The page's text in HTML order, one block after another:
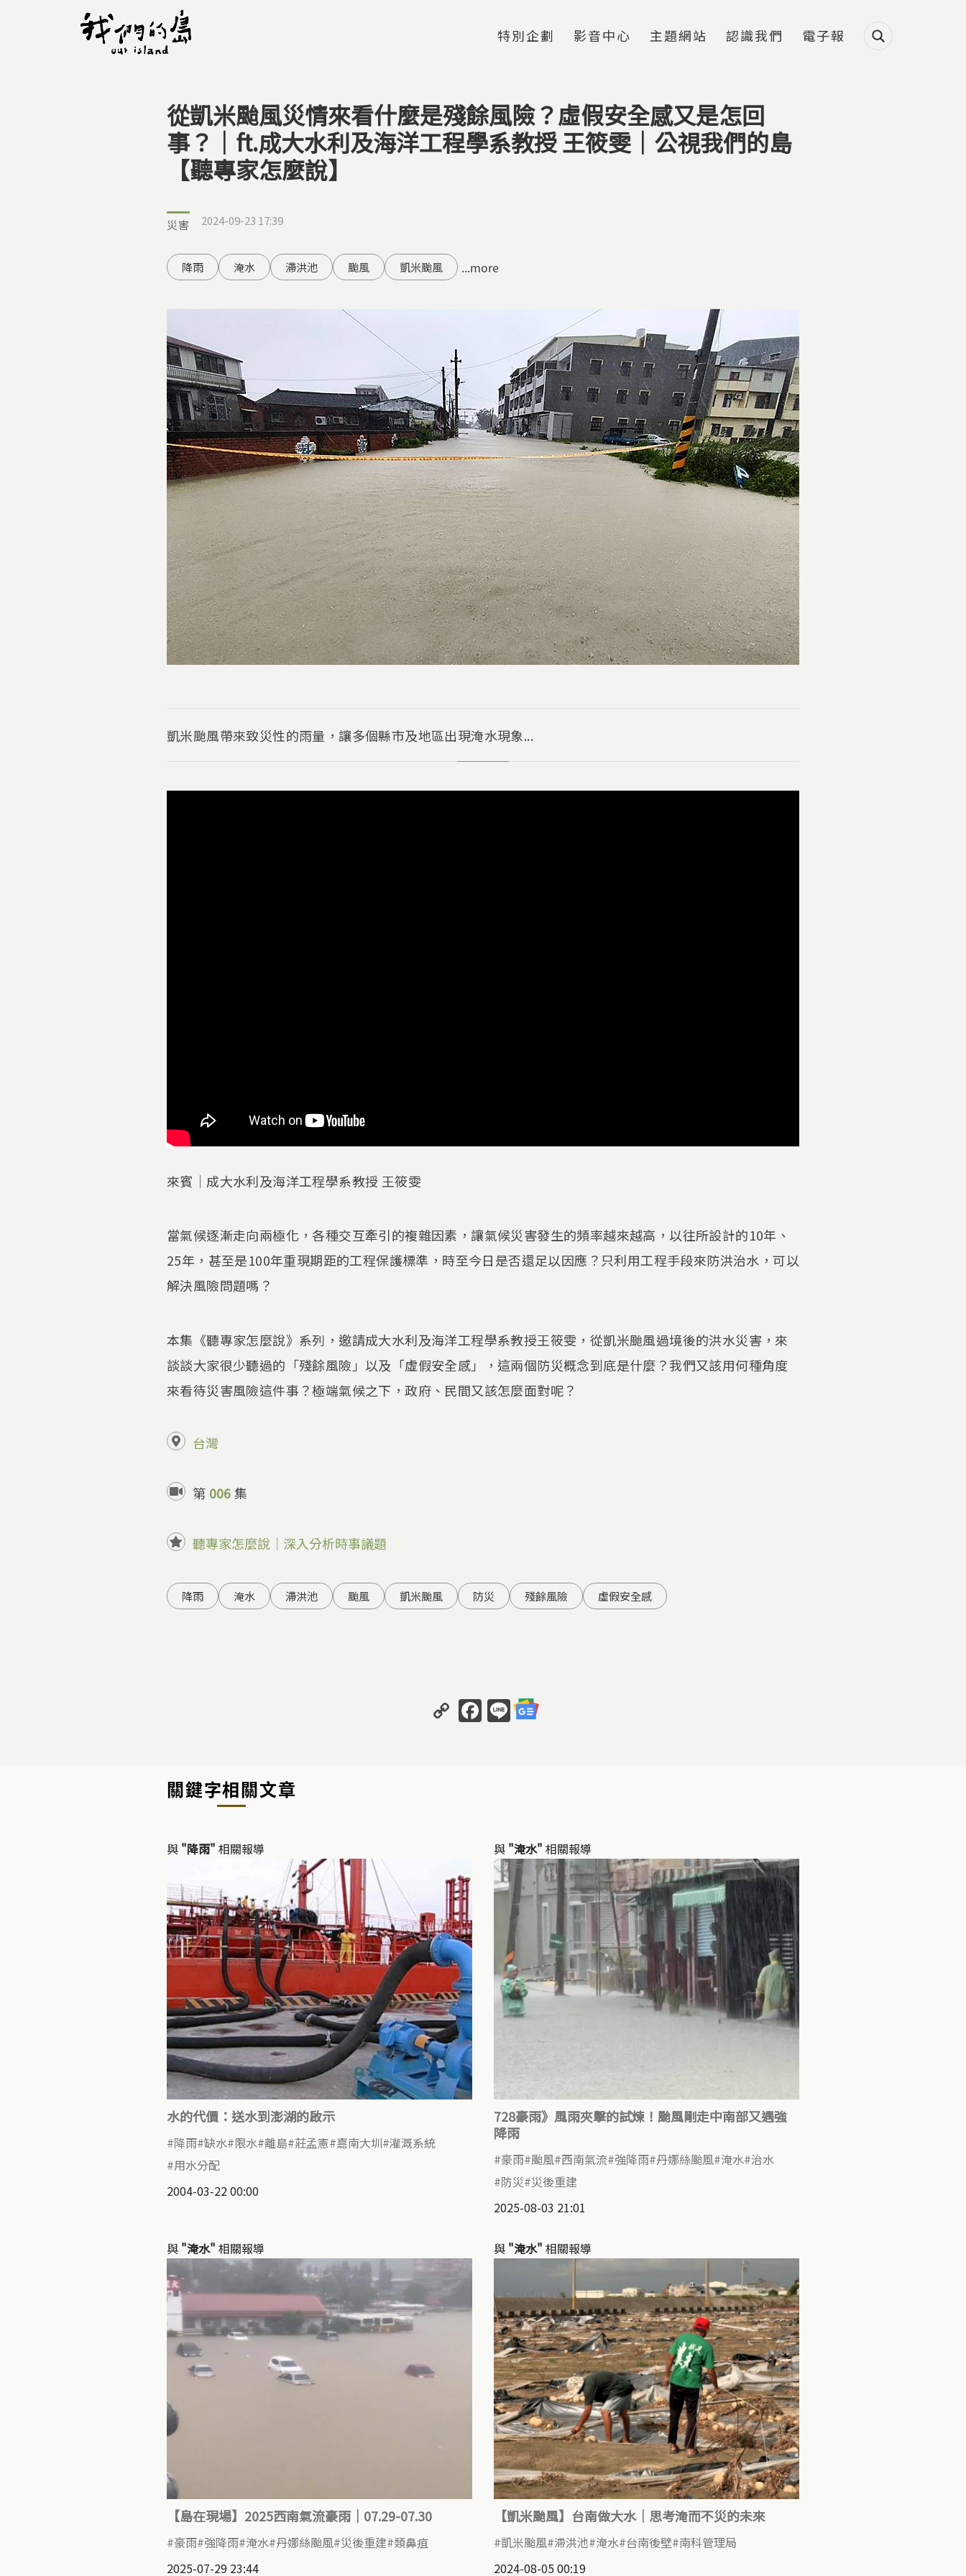
特別企劃 影音中心 主題網站 認識我們 電子報
您在這裡
從凱米颱風災情來看什麼是殘餘風險？虛假安全感又是怎回
事？｜ft.成大水利及海洋工程學系教授 王筱雯｜公視我們的島
【聽專家怎麼說】
災害 2024-09-23 17:39
降雨 淹水 滯洪池 颱風 凱米颱風 ...more
凱米颱風帶來致災性的雨量，讓多個縣市及地區出現淹水現象...
來賓｜成大水利及海洋工程學系教授 王筱雯
當氣候逐漸走向兩極化，各種交互牽引的複雜因素，讓氣候災害發生的頻率越來越高，以往所設計的10年、
25年，甚至是100年重現期距的工程保護標準，時至今日是否還足以因應？只利用工程手段來防洪治水，可以
解決風險問題嗎？
本集《聽專家怎麼說》系列，邀請成大水利及海洋工程學系教授王筱雯，從凱米颱風過境後的洪水災害，來
談談大家很少聽過的「殘餘風險」以及「虛假安全感」，這兩個防災概念到底是什麼？我們又該用何種角度
來看待災害風險這件事？極端氣候之下，政府、民間又該怎麼面對呢？
台灣
第 006集
聽專家怎麼說｜深入分析時事議題
降雨 淹水 滯洪池 颱風 凱米颱風 防災 殘餘風險 虛假安全感
Copy
Link
Facebook
Line
關鍵字相關文章
與 "降雨" 相關報導
水的代價：送水到澎湖的啟示
降雨 缺水 限水 離島 莊孟憲 嘉南大圳 灌溉系統
用水分配
2004-03-22 00:00
與 "淹水" 相關報導
728豪雨》風雨夾擊的試煉！颱風剛走中南部又遇強
降雨
豪雨 颱風 西南氣流 強降雨 丹娜絲颱風 淹水 治水
防災 災後重建
2025-08-03 21:01
與 "淹水" 相關報導
【島在現場】2025西南氣流豪雨｜07.29-07.30
豪雨 強降雨 淹水 丹娜絲颱風 災後重建 類鼻疽
2025-07-29 23:44
與 "淹水" 相關報導
【凱米颱風】台南做大水｜思考淹而不災的未來
凱米颱風 滯洪池 淹水 台南後壁 南科管理局
2024-08-05 00:19